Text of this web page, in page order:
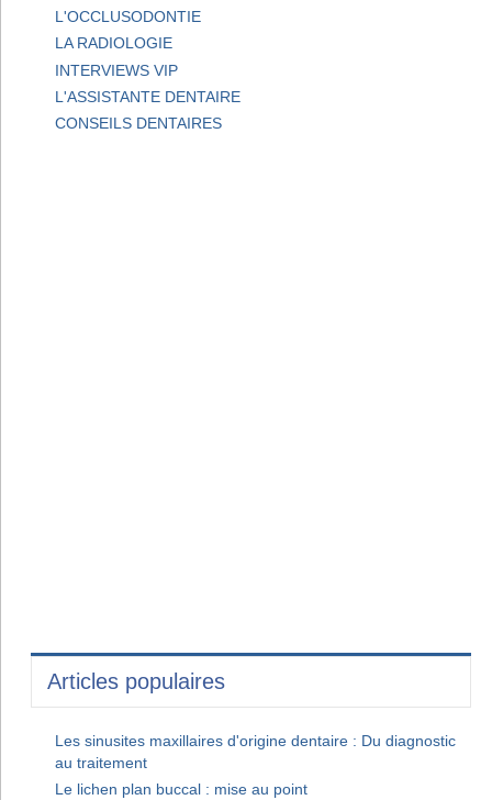
L'OCCLUSODONTIE
LA RADIOLOGIE
INTERVIEWS VIP
L'ASSISTANTE DENTAIRE
CONSEILS DENTAIRES
Articles populaires
Les sinusites maxillaires d'origine dentaire : Du diagnostic
au traitement
Le lichen plan buccal : mise au point